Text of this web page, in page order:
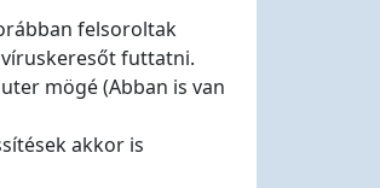
felsoroltak
futtatni.
mögé (Abban is van
akkor is